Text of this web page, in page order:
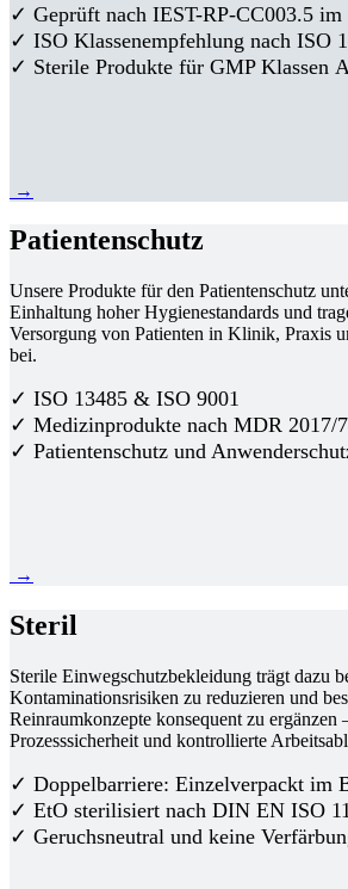
✓ Geprüft nach IEST-RP-CC003.5
✓ ISO Klassenempfehlung nach ISO
✓ Sterile Produkte für GMP Klassen
→
Patientenschutz
Unsere Produkte für den Patientenschutz
Einhaltung hoher Hygienestandards und
Versorgung von Patienten in Klinik, Praxis
bei.
✓ ISO 13485 & ISO 9001
✓ Medizinprodukte nach MDR 2017/
✓ Patientenschutz und
→
Steril
Sterile Einwegschutzbekleidung trägt dazu
Kontaminationsrisiken zu reduzieren und
Reinraumkonzepte konsequent zu ergänzen
Prozesssicherheit und kontrollierte
✓ Doppelbarriere: Einzelverpackt im
✓ EtO sterilisiert nach DIN EN ISO
✓ Geruchsneutral und keine